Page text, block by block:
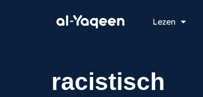
Lezen
racistisch